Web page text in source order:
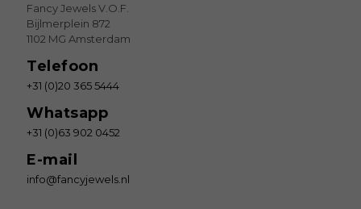
Fancy Jewels V.O.F.
Bijlmerplein 872
1102 MG Amsterdam
Telefoon
+31 (0)20 365 5444
Whatsapp
+31 (0)63 902 0452
E-mail
info@fancyjewels.nl